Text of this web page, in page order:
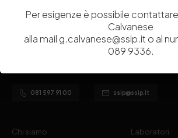
Istituita a Napoli per Regio Decreto nel 1885, la
Sperimentale per l’Industria delle Pelli e delle
(SSIP) è un Organismo di Ricerca Nazionale
081 597 91 00 ssip@ssip.it
Chi siamo
Laboratori
Per esigenze è possibile contattare
Calvanese
alla mail g.calvanese@ssip.it o al
089 9336.